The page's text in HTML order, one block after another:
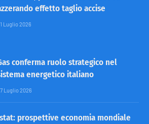
effetto taglio accise
Luglio 2026
conferma ruolo strategico nel
energetico italiano
Luglio 2026
prospettive economia mondiale